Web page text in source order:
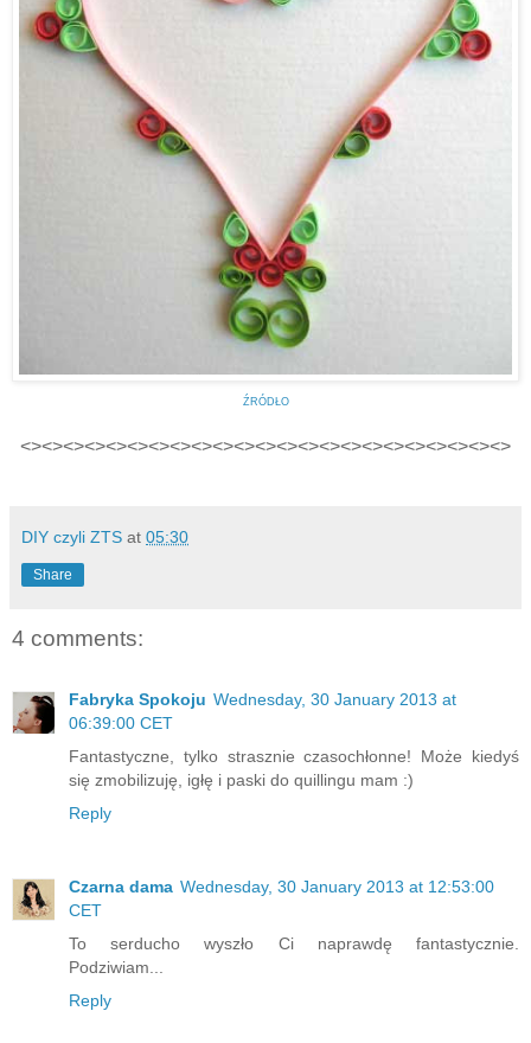
ŹRÓDŁO
<><><><><><><><><><><><><><><><><><><><><><><>
DIY czyli ZTS at 05:30
Share
4 comments:
Fabryka Spokoju Wednesday, 30 January 2013 at
06:39:00 CET
Fantastyczne, tylko strasznie czasochłonne! Może kiedyś
się zmobilizuję, igłę i paski do quillingu mam :)
Reply
Czarna dama Wednesday, 30 January 2013 at 12:53:00
CET
To serducho wyszło Ci naprawdę fantastycznie.
Podziwiam...
Reply